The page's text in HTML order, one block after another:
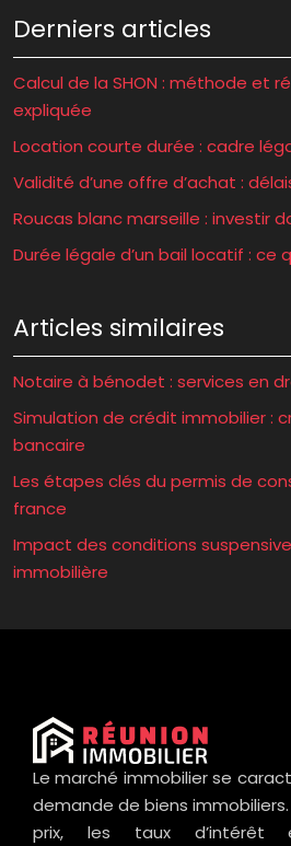
Derniers articles
Calcul de la SHON : méthode et
expliquée
Location courte durée : cadre
Validité d’une offre d’achat :
Roucas blanc marseille : investir
Durée légale d’un bail locatif : ce
Articles similaires
Notaire à bénodet : services en
Simulation de crédit immobilier :
bancaire
Les étapes clés du permis de
france
Impact des conditions
immobilière
Le marché immobilier se
demande de biens
prix, les taux d’intérêt